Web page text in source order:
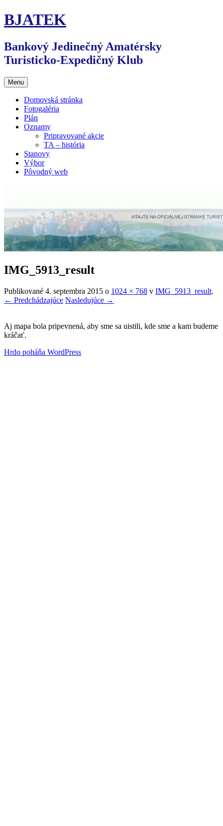
Preskočiť
na
BJATEK
Bankový Jedinečný Amatérsky
Turisticko-Expedičný Klub
Menu
Domovská stránka
Fotogaléria
Plán
Oznamy
Pripravované akcie
TA – história
Stanovy
Výbor
Pôvodný web
IMG_5913_result
Publikované 4. septembra 2015 o 1024 × 768 v IMG_5913_result.
← Predchádzajúce Nasledujúce →
Aj mapa bola pripevnená, aby sme sa uistili, kde sme a kam budeme
kráčať.
Hrdo poháňa WordPress